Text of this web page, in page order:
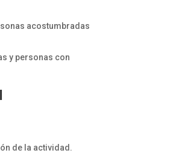
acostumbradas
y personas con
de la actividad.